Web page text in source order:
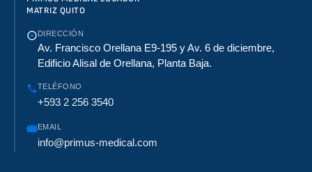
MATRIZ QUITO
DIRECCIÓN
Av. Francisco Orellana E9-195 y Av. 6 de diciembre,
Edificio Alisal de Orellana, Planta Baja.
TELÉFONO
+593 2 256 3540
EMAIL
info@primus-medical.com